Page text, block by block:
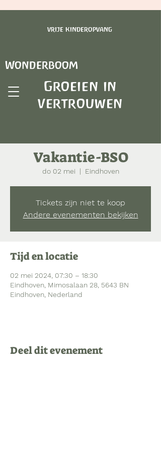
vrije kinderopvang
Wonderboom
Groeien in
vertrouwen
Vakantie-BSO
do 02 mei
  |
Eindhoven
Tickets zijn niet te koop
Andere evenementen bekijken
Tijd en locatie
02 mei 2024, 07:30 – 18:30
Eindhoven, Mimosalaan 28, 5643 BN
Eindhoven, Nederland
Deel dit evenement